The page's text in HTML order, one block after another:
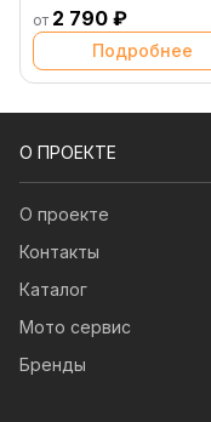
от 2 790 ₽
Подробнее
О ПРОЕКТЕ
О проекте
Контакты
Каталог
Мото сервис
Бренды